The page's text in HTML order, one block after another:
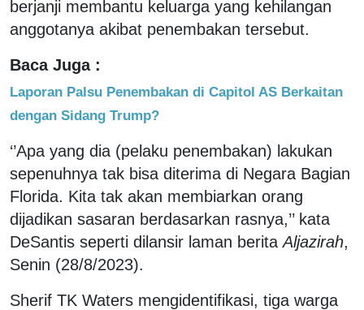
berjanji membantu keluarga yang kehilangan
anggotanya akibat penembakan tersebut.
Baca Juga :
Laporan Palsu Penembakan di Capitol AS Berkaitan
dengan Sidang Trump?
‘’Apa yang dia (pelaku penembakan) lakukan
sepenuhnya tak bisa diterima di Negara Bagian
Florida. Kita tak akan membiarkan orang
dijadikan sasaran berdasarkan rasnya,’’ kata
DeSantis seperti dilansir laman beritaAljazirah,
Senin (28/8/2023).
Sherif TK Waters mengidentifikasi, tiga warga